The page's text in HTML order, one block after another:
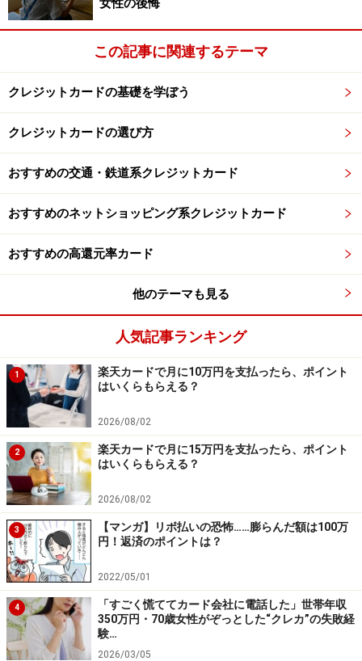
最後に、男性に失敗した過去の自分にアドバイスを送る
なら何と伝えるかを聞くと、「月いくら稼いでいるかき
ちんと把握し、クレジット払いやリボ払いも必ずいま総
額どれくらいになっているか確認するようにする。ま
すべき」と回答しました。
毎月の支払額が一定になるリボ払いや手軽なキャッシン
グは、支払い総額を見えにくくさせる盲点が潜んでいま
す。「見えない借金」に生活を圧迫されてしまう前に、
利用額をしっかり管理しておくことが大切といえそうで
調査方法：インターネットアンケート
調査実施期間：2026年3月4～5日
調査対象：全国10～70代の250人（男性：73人、女性：
173人、回答しない：4人）
※回答者のコメントは原文のまま記載しています。
※本記事の出費内訳はアンケートの回答に基づいた「主
な項目」のみを記載しています。回答に含まれない社会
保険料や税金、民間の保険料、不定期な支出、使途不明
金などは考慮されていないため、収支合計が一致しない
場合があります。
※本記事で紹介している人物のプロフィールや数値など
は、プライバシー保護のため編集部で一部改変している
場合があります。
女性の後悔
この記事に関連するテーマ
クレジットカードの基礎を学ぼう
クレジットカードの選び方
おすすめの交通・鉄道系クレジットカード
おすすめのネットショッピング系クレジットカード
おすすめの高還元率カード
他のテーマも見る
人気記事ランキング
1
楽天カードで月に10万円を支払ったら、ポイント
はいくらもらえる？
2026/08/02
2
楽天カードで月に15万円を支払ったら、ポイント
はいくらもらえる？
2026/08/02
3
【マンガ】リボ払いの恐怖……膨らんだ額は100万
円！返済のポイントは？
2022/05/01
4
「すごく慌ててカード会社に電話した」世帯年収
350万円・70歳女性がぞっとした“クレカ”の失敗経
験…
2026/03/05